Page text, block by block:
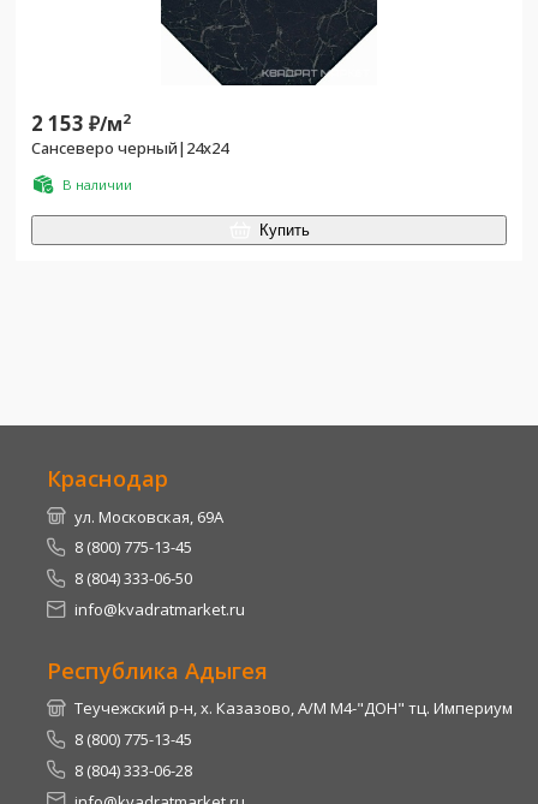
2 153 ₽/м2
Сансеверо черный|24х24
В наличии
Купить
Краснодар
ул. Московская, 69А
8 (800) 775-13-45
8 (804) 333-06-50
info@kvadratmarket.ru
Республика Адыгея
Теучежский р-н, х. Казазово, А/М М4-"ДОН" тц. Империум
8 (800) 775-13-45
8 (804) 333-06-28